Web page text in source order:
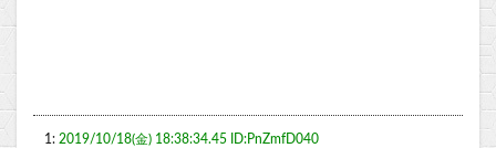
1: 2019/10/18(金) 18:38:34.45 ID:PnZmfD040